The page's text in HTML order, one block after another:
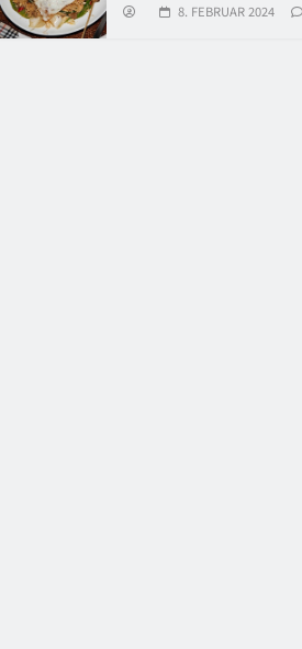
8. FEBRUAR 2024